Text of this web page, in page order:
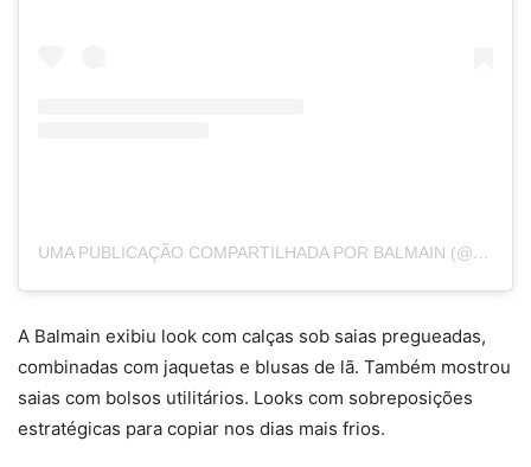
UMA PUBLICAÇÃO COMPARTILHADA POR BALMAIN (@BALMAIN)
A Balmain exibiu look com calças sob saias pregueadas,
combinadas com jaquetas e blusas de lã. Também mostrou
saias com bolsos utilitários. Looks com sobreposições
estratégicas para copiar nos dias mais frios.